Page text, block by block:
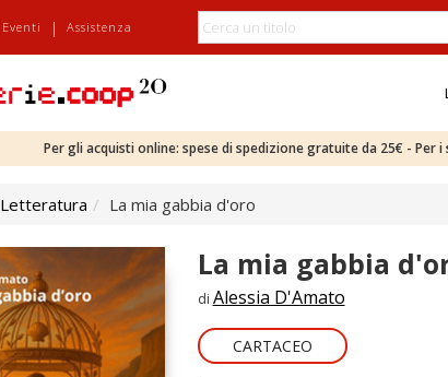
Eventi | Assistenza
Per gli acquisti online: spese di spedizione gratuite da 25€ -
Letteratura La mia gabbia d'oro
La mia gabbia
di Alessia D'Amato
CARTACEO